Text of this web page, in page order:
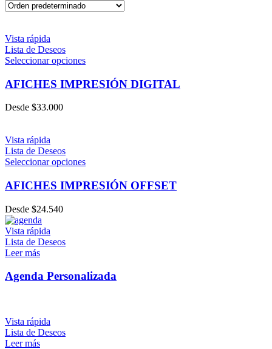
Vista rápida
Lista de Deseos
Seleccionar opciones
AFICHES IMPRESIÓN DIGITAL
Desde $33.000
Vista rápida
Lista de Deseos
Seleccionar opciones
AFICHES IMPRESIÓN OFFSET
Desde $24.540
Vista rápida
Lista de Deseos
Leer más
Agenda Personalizada
Vista rápida
Lista de Deseos
Leer más